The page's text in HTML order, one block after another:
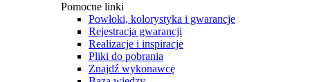
Pomocne linki
Powłoki, kolorystyka i gwarancje
Rejestracja gwarancji
Realizacje i inspiracje
Pliki do pobrania
Znajdź wykonawcę